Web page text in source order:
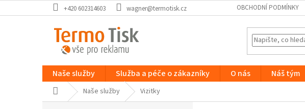
na
+420 602314603 wagner@termotisk.cz OBCHODNÍ PODMÍNKY
Naše služby Služba a péče o zákazníky O nás Náš tým
Domů Naše služby Vizitky